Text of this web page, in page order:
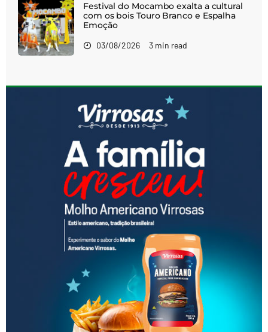
Festival do Mocambo exalta a cultural
com os bois Touro Branco e Espalha
Emoção
03/08/2026 3 min read